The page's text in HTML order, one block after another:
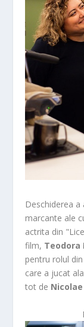
Deschiderea
marcante ale
actrita din
film, Teodora
pentru rolul
care a jucat
tot de